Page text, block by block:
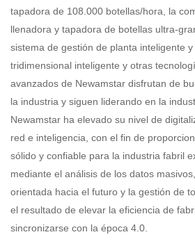
tapadora de 108.000 botellas/hora, la
llenadora y tapadora de botellas ultra-
sistema de gestión de planta inteligente
tridimensional inteligente y otras
avanzados de Newamstar disfrutan de
la industria y siguen liderando en la
Newamstar ha elevado su nivel de
red e inteligencia, con el fin de
sólido y confiable para la industria fabril
mediante el análisis de los datos
orientada hacia el futuro y la gestión de
el resultado de elevar la eficiencia de
sincronizarse con la época 4.0.